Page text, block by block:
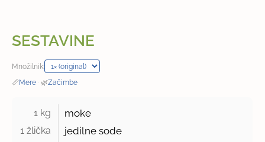
SESTAVINE
Množilnik:
📏Mere · 🌿Začimbe
1 kg moke
1 žlička jedilne sode